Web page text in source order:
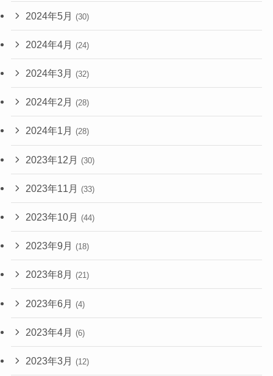
2024年5月 (30)
2024年4月 (24)
2024年3月 (32)
2024年2月 (28)
2024年1月 (28)
2023年12月 (30)
2023年11月 (33)
2023年10月 (44)
2023年9月 (18)
2023年8月 (21)
2023年6月 (4)
2023年4月 (6)
2023年3月 (12)